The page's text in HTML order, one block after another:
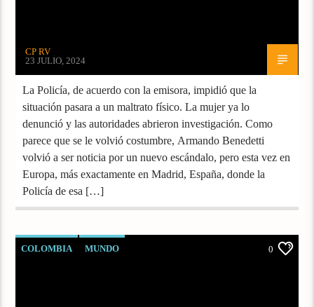
CP RV
23 JULIO, 2024
La Policía, de acuerdo con la emisora, impidió que la
situación pasara a un maltrato físico. La mujer ya lo
denunció y las autoridades abrieron investigación. Como
parece que se le volvió costumbre, Armando Benedetti
volvió a ser noticia por un nuevo escándalo, pero esta vez en
Europa, más exactamente en Madrid, España, donde la
Policía de esa […]
COLOMBIA MUNDO 0